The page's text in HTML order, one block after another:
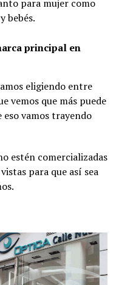
para mujer como
bebés.
principal en
eligiendo entre
vemos que más puede
vamos trayendo
estén comercializadas
para que así sea